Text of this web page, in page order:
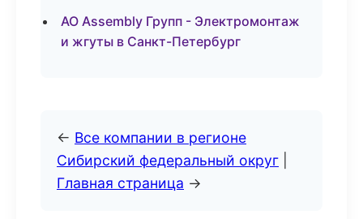
АО Assembly Групп - Электромонтаж
и жгуты в Санкт-Петербург
← Все компании в регионе
Сибирский федеральный округ
Главная страница →